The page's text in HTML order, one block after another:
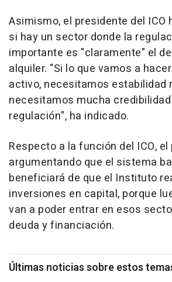
Asimismo, el presidente del ICO
si hay un sector donde la
importante es "claramente" el
alquiler. "Si lo que vamos a
activo, necesitamos estabilidad
necesitamos mucha
regulación", ha indicado.
Respecto a la función del ICO,
argumentando que el sistema
beneficiará de que el Instituto
inversiones en capital, porque
van a poder entrar en esos
deuda y financiación.
Últimas noticias sobre estos